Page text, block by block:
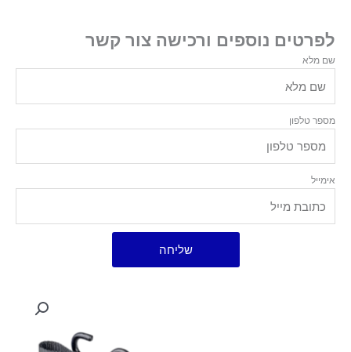
לפרטים נוספים ורכישה צור קשר
שם מלא
מספר טלפון
אימייל
שליחה